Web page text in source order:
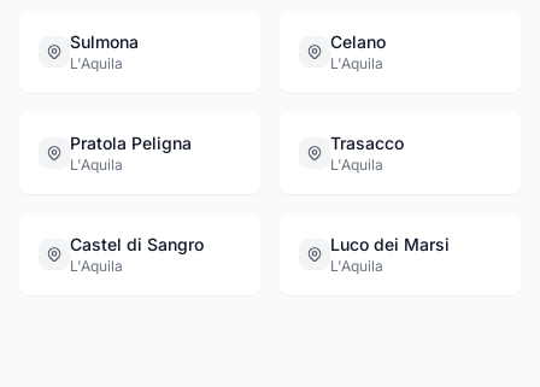
Sulmona
L'Aquila
Celano
L'Aquila
Pratola Peligna
L'Aquila
Trasacco
L'Aquila
Castel di Sangro
L'Aquila
Luco dei Marsi
L'Aquila